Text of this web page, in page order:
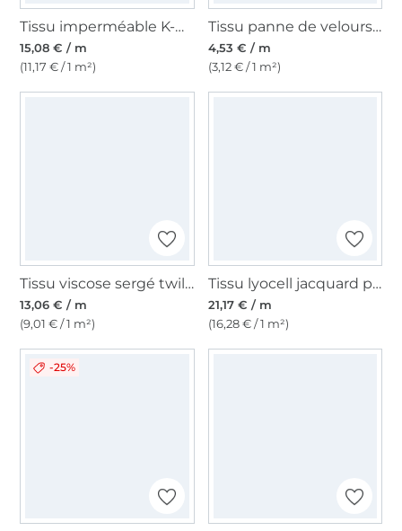
Tissu imperméable K-way uni, jaune
15,08 € / m
(11,17 € / 1 m²)
Tissu panne de velours, jaune
4,53 € / m
(3,12 € / 1 m²)
Tissu viscose sergé twill Exotic Garden, jaune
13,06 € / m
(9,01 € / 1 m²)
Tissu lyocell jacquard pour blouse crinckle Fibre Mood, blanc vanille
21,17 € / m
(16,28 € / 1 m²)
-25%